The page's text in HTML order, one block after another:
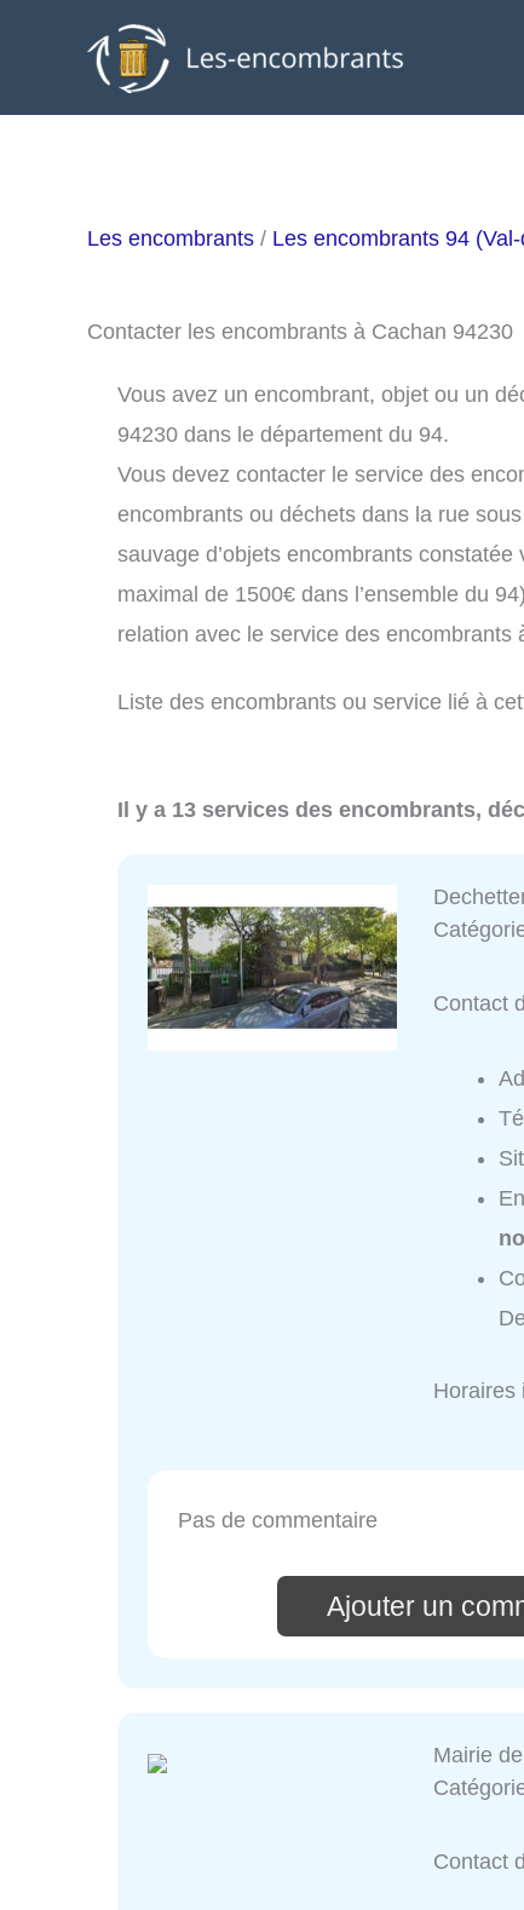
Les encombrants / Les encombrants 94
Contacter les encombrants à Cachan 94230
Vous avez un encombrant, objet ou un
94230 dans le département du 94.
Vous devez contacter le service des
encombrants ou déchets dans la rue
sauvage d’objets encombrants
maximal de 1500€ dans l’ensemble du
relation avec le service des encombrants
Liste des encombrants ou service lié à
Il y a 13 services des encombrants,
Contact
Horaires
Pas de commentaire
Ajouter un
Mairie
Contact